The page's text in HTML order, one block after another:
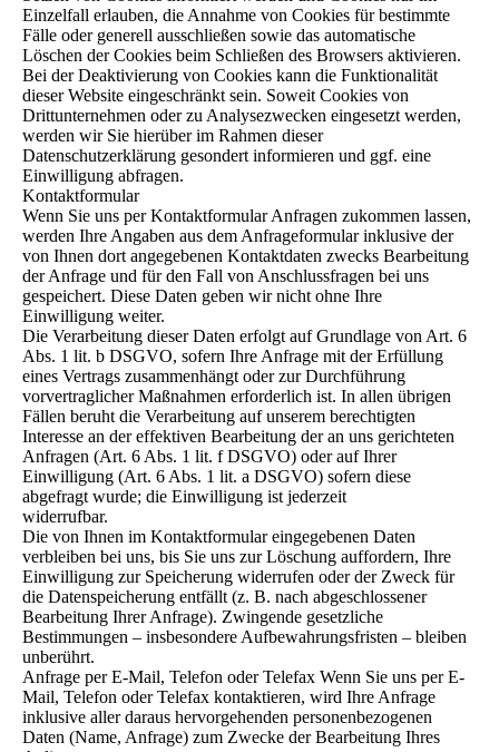
Einzelfall erlauben, die Annahme von Cookies für bestimmte
Fälle oder generell ausschließen sowie das automatische
Löschen der Cookies beim Schließen des Browsers aktivieren.
Bei der Deaktivierung von Cookies kann die Funktionalität
dieser Website eingeschränkt sein. Soweit Cookies von
Drittunternehmen oder zu Analysezwecken eingesetzt werden,
werden wir Sie hierüber im Rahmen dieser
Datenschutzerklärung gesondert informieren und ggf. eine
Einwilligung abfragen.
Kontaktformular
Wenn Sie uns per Kontaktformular Anfragen zukommen lassen,
werden Ihre Angaben aus dem Anfrageformular inklusive der
von Ihnen dort angegebenen Kontaktdaten zwecks Bearbeitung
der Anfrage und für den Fall von Anschlussfragen bei uns
gespeichert. Diese Daten geben wir nicht ohne Ihre
Einwilligung weiter.
Die Verarbeitung dieser Daten erfolgt auf Grundlage von Art. 6
Abs. 1 lit. b DSGVO, sofern Ihre Anfrage mit der Erfüllung
eines Vertrags zusammenhängt oder zur Durchführung
vorvertraglicher Maßnahmen erforderlich ist. In allen übrigen
Fällen beruht die Verarbeitung auf unserem berechtigten
Interesse an der effektiven Bearbeitung der an uns gerichteten
Anfragen (Art. 6 Abs. 1 lit. f DSGVO) oder auf Ihrer
Einwilligung (Art. 6 Abs. 1 lit. a DSGVO) sofern diese
abgefragt wurde; die Einwilligung ist jederzeit
widerrufbar.
Die von Ihnen im Kontaktformular eingegebenen Daten
verbleiben bei uns, bis Sie uns zur Löschung auffordern, Ihre
Einwilligung zur Speicherung widerrufen oder der Zweck für
die Datenspeicherung entfällt (z. B. nach abgeschlossener
Bearbeitung Ihrer Anfrage). Zwingende gesetzliche
Bestimmungen – insbesondere Aufbewahrungsfristen – bleiben
unberührt.
Anfrage per E-Mail, Telefon oder Telefax Wenn Sie uns per E-
Mail, Telefon oder Telefax kontaktieren, wird Ihre Anfrage
inklusive aller daraus hervorgehenden personenbezogenen
Daten (Name, Anfrage) zum Zwecke der Bearbeitung Ihres